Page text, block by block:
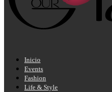
Inicio
Events
Fashion
Life & Style